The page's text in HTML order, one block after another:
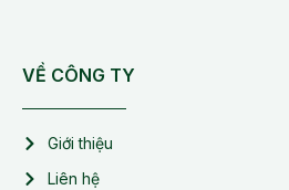
VỀ CÔNG TY
Giới thiệu
Liên hệ